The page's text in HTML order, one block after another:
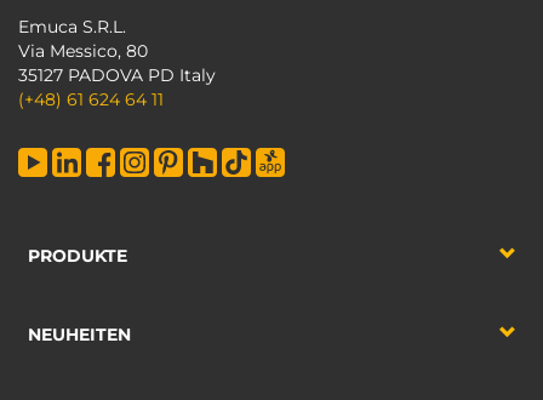
Emuca S.R.L.
Via Messico, 80
35127 PADOVA PD Italy
(+48) 61 624 64 11
PRODUKTE
NEUHEITEN